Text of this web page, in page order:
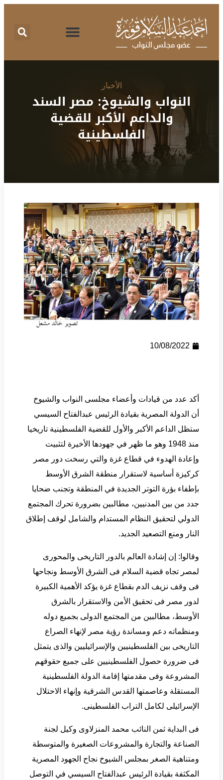
الأخبار
النواب والشيوخ: مصر السند
والداعم الأكبر للقضية
الفلسطينية
10/08/2022
أكد عدد من قيادات وأعضاء مجلسى النواب والشيوخ
أن الدولة المصرية بقيادة الرئيس عبدالفتاح السيسي
ستظل الداعم الأكبر والأول للقضية الفلسطينية تاريخيا
منذ 1948 وهو ما ظهر في جهودها الأخيرة لتثبيت
وإعادة الهدوء في قطاع غزة والتي رسخت دور مصر
كركيزة أساسية لاستقرار منطقة الشرق الأوسط
بإطفاء بؤرة التوتر الجديدة في المنطقة وتجنب ضحايا
جدد من بين المدنيين، مطالبين بضرورة تحرك المجتمع
الدولي لتحقيق النظام المستدام والشامل لوقف إطلاق
النار ومنع التصعيد الجديد.
وقالوا: إن إشادة العالم بالدور التاريخى والمحورى
لمصر تجاه قضية السلام فى الشرق الأوسط ونجاحها
فى وقف نزيف الدم بقطاع غزة يؤكد الأهمية الكبيرة
لدور مصر فى تحقيق الأمن والاستقرار بالشرق
الأوسط، مطالبين من المجتمع الدولى بجميع دوله
ومنظماته دعم ومساندة رؤية مصر لإنهاء الصراع
التاريخى بين الفلسطينيين والإسرائيليين والذى يتمثل
فى ضرورة حصول الفلسطينيين على جميع حقوقهم
المشروعة وفى مقدمتها إقامة الدولة الفلسطينية
المستقلة وعاصمتها القدس الشرقية وإنهاء الاحتلال
الإسرائيلى لكامل التراب الفلسطينى.
فى البداية ثمن النائب محمد المنزلاوى وكيل لجنة
الصناعة والتجارة والمشروعات الصغيرة والمتوسطة
ومتناهية الصغر بمجلس الشيوخ نجاح الجهود المصرية
المكثفة بقيادة الرئيس عبدالفتاح السيسي في التوصل